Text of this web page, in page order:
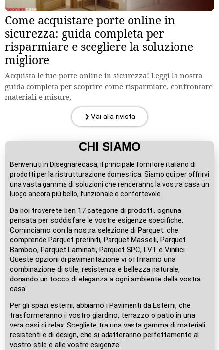
Come acquistare porte online in
sicurezza: guida completa per
risparmiare e scegliere la soluzione
migliore
Acquista le tue porte online in sicurezza! Leggi la nostra
guida completa per scoprire come risparmiare, confrontare
materiali e misure,
Vai alla rivista
CHI SIAMO
Benvenuti in Disegnarecasa, il principale fornitore italiano di
prodotti per la ristrutturazione domestica. Siamo qui per offrirvi
una vasta gamma di soluzioni che renderanno la vostra casa un
luogo ancora più bello, funzionale e confortevole.
Da noi troverete ben 17 categorie di prodotti, ognuna
pensata per soddisfare le vostre esigenze specifiche.
Cominciamo con la nostra selezione di Parquet, che
comprende Parquet prefiniti, Parquet Masselli, Parquet
Bamboo, Parquet Laminati, Parquet SPC, LVT e Vinilici.
Queste opzioni di pavimentazione vi offriranno una
combinazione di stile, resistenza e bellezza naturale,
donando un tocco di eleganza a ogni ambiente della vostra
casa.
Per gli spazi esterni, abbiamo i Pavimenti da Esterni, che
trasformeranno il vostro giardino, terrazzo o patio in una
vera oasi di relax. Scegliete tra una vasta gamma di materiali
resistenti e di design, che si adatteranno perfettamente al
vostro stile e alle vostre esigenze.